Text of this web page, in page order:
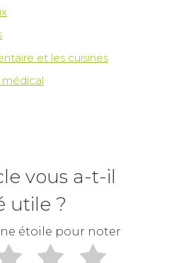
et les cuisines
médical
vous a-t-il
utile ?
étoile pour noter